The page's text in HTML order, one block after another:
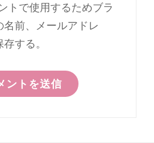
トで使用するためブラ
名前、メールアドレ
する。